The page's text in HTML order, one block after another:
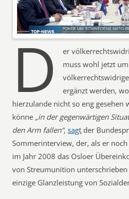
D
er
muss wohl jetzt
ergänzt werden,
hierzulande nicht so eng gesehen
könne „in der gegenwärtigen
den Arm fallen“,sagt der
Sommerinterview, der, als er
im Jahr 2008 das Osloer
von Streumunition
einzige Glanzleistung von